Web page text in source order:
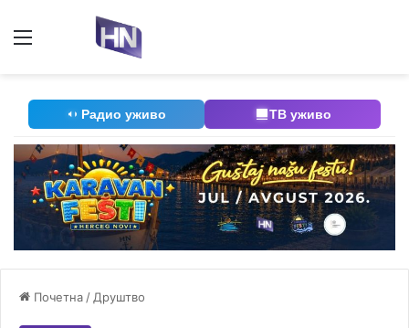
Мени
Радио уживо ТВ уживо
Почетна / Друштво